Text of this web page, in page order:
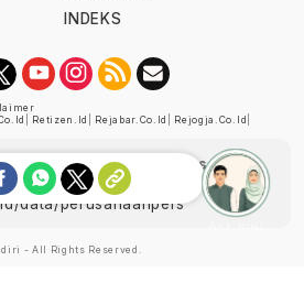
INDEKS
Retizen.id Rejabar.co.id Rejogja.co.id
oleh Dewan Pers
DP-Verifikasi/K/XII/2022
data/perusahaanpers
- All Rights Reserved.